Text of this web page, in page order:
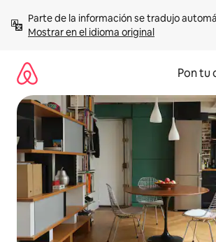
contenidoMostrar en el idioma original
Pon tu